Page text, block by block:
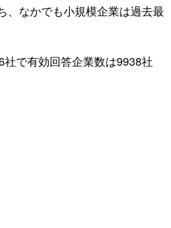
、なかでも小規模企業は過去最
で有効回答企業数は9938社